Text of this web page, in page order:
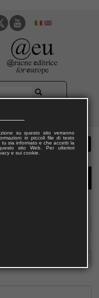
su questo sito verranno
in piccoli file di testo
sia informato e che accetti la
sito Web. Per ulteriori
e sui cookie.